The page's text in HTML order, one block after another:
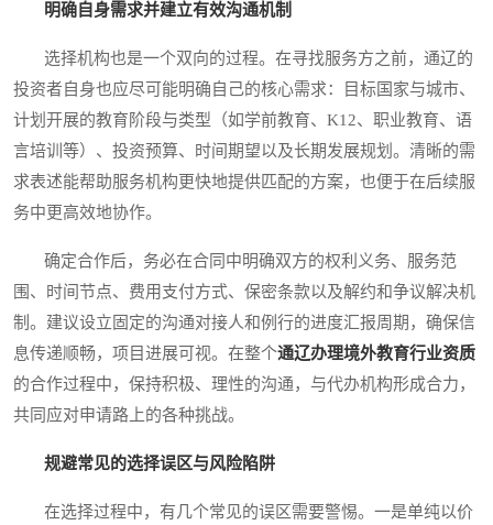
明确自身需求并建立有效沟通机制
选择机构也是一个双向的过程。在寻找服务方之前，通辽的
投资者自身也应尽可能明确自己的核心需求：目标国家与城市、
计划开展的教育阶段与类型（如学前教育、K12、职业教育、语
言培训等）、投资预算、时间期望以及长期发展规划。清晰的需
求表述能帮助服务机构更快地提供匹配的方案，也便于在后续服
务中更高效地协作。
确定合作后，务必在合同中明确双方的权利义务、服务范
围、时间节点、费用支付方式、保密条款以及解约和争议解决机
制。建议设立固定的沟通对接人和例行的进度汇报周期，确保信
息传递顺畅，项目进展可视。在整个通辽办理境外教育行业资质
的合作过程中，保持积极、理性的沟通，与代办机构形成合力，
共同应对申请路上的各种挑战。
规避常见的选择误区与风险陷阱
在选择过程中，有几个常见的误区需要警惕。一是单纯以价